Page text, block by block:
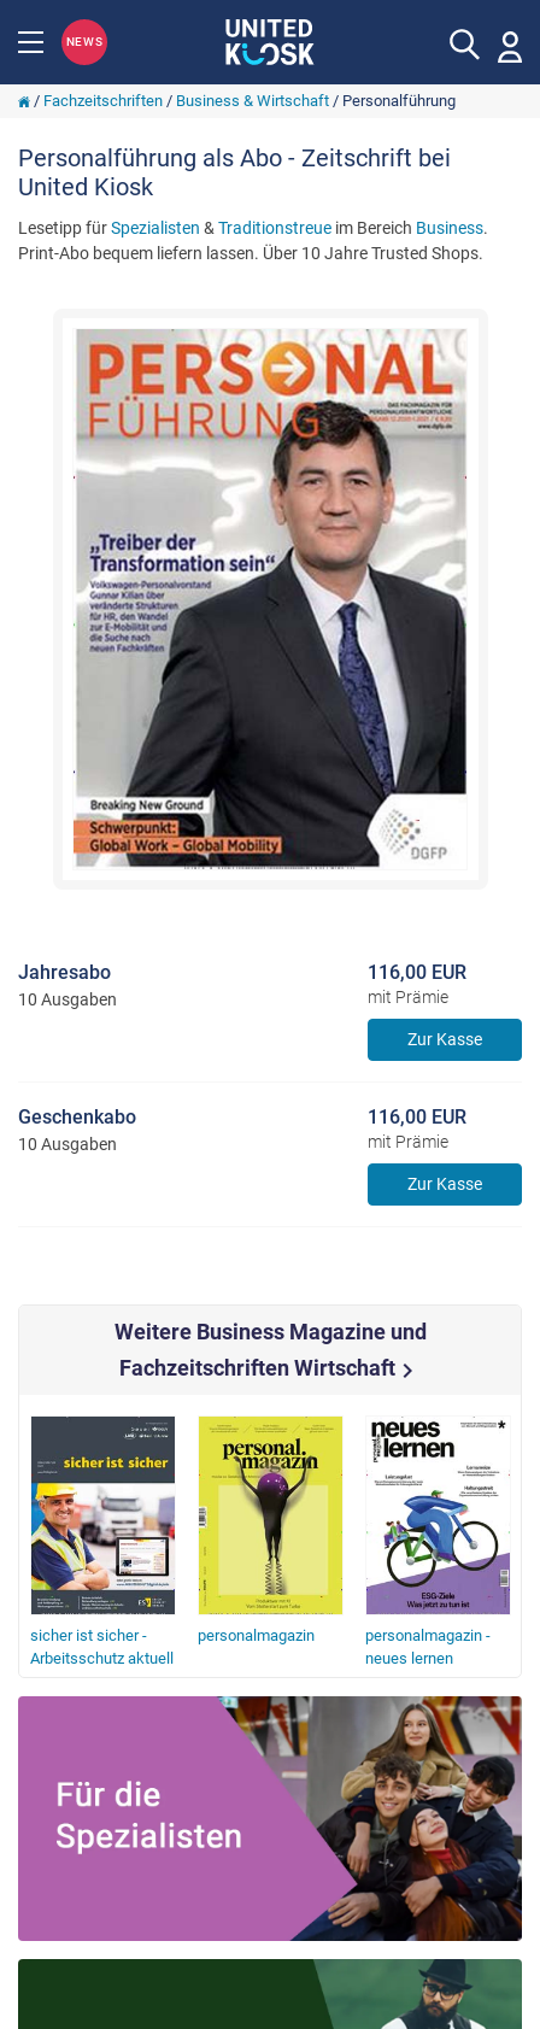
NEWS
/ Fachzeitschriften/ Business & Wirtschaft/ Personalführung
Personalführung als Abo - Zeitschrift bei
United Kiosk
Lesetipp fürSpezialisten & Traditionstreue im Bereich Business.
Print-Abo bequem liefern lassen. Über 10 Jahre Trusted Shops.
Jahresabo
10 Ausgaben
116,00 EUR
mit Prämie
Zur Kasse
Geschenkabo
10 Ausgaben
116,00 EUR
mit Prämie
Zur Kasse
Weitere Business Magazine und
Fachzeitschriften Wirtschaftchevron_right
sicher ist sicher -
Arbeitsschutz aktuell
personalmagazin
personalmagazin -
neues lernen